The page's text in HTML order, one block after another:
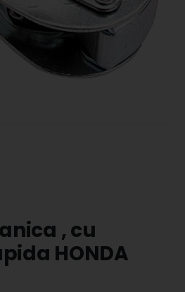
, cu
HONDA